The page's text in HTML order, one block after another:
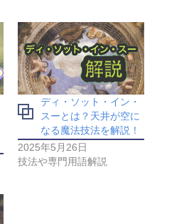
ディ・ソット・イン・
スーとは？天井が空に
なる魔法技法を解説！
2025年5月26日
技法や専門用語解説